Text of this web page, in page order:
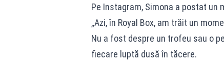
Pe Instagram, Simona a postat
„Azi, în Royal Box, am trăit un
Nu a fost despre un trofeu sau o
fiecare luptă dusă în tăcere.